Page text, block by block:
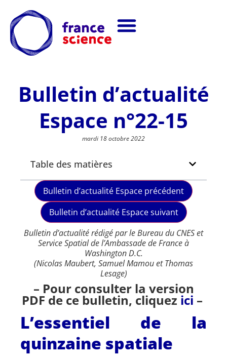
Bulletin d’actualité
Espace n°22-15
mardi 18 octobre 2022
Bulletin d’actualité Espace précédent
Bulletin d’actualité Espace suivant
Bulletin d’actualité rédigé par le Bureau du CNES et
Service Spatial de l’Ambassade de France à
Washington D.C.
(Nicolas Maubert, Samuel Mamou et Thomas
Lesage)
– Pour consulter la version
PDF de ce bulletin, cliquez ici –
L’essentiel de la
quinzaine spatiale
Table des matières